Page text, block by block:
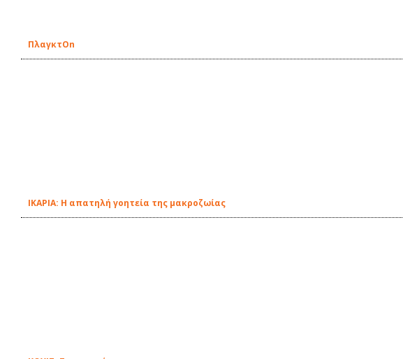
ΠλαγκτOn
ΙΚΑΡΙΑ: Η απατηλή γοητεία της μακροζωίας